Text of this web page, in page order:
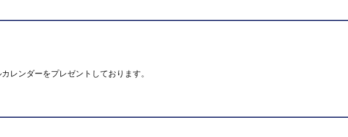
レンダーをプレゼントしております。